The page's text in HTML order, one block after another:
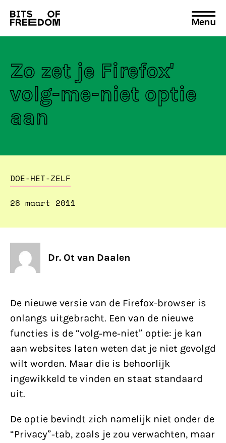
Search
for:
Menu
Zo zet je Firefox'
volg-me-niet optie
aan
DOE-HET-ZELF
28 maart 2011
Dr. Ot van Daalen
De nieuwe versie van de Firefox-browser is
onlangs uitgebracht. Een van de nieuwe
functies is de “volg-me-niet” optie: je kan
aan websites laten weten dat je niet gevolgd
wilt worden. Maar die is behoorlijk
ingewikkeld te vinden en staat standaard
uit.
De optie bevindt zich namelijk niet onder de
“Privacy”-tab, zoals je zou verwachten, maar